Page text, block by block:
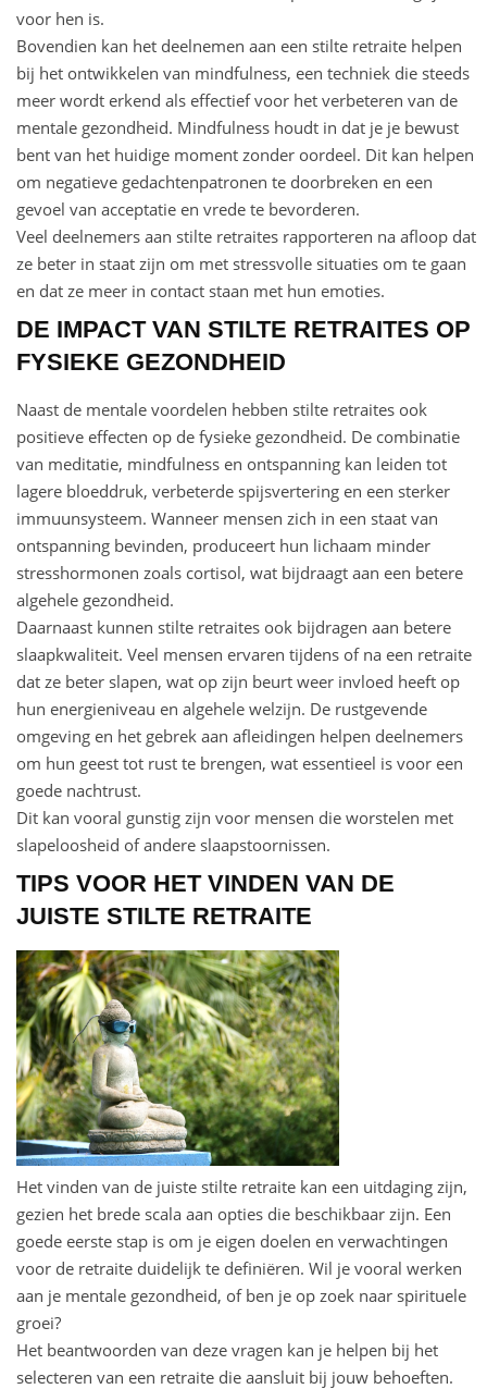
voor hen is.
Bovendien kan het deelnemen aan een stilte retraite helpen
bij het ontwikkelen van mindfulness, een techniek die steeds
meer wordt erkend als effectief voor het verbeteren van de
mentale gezondheid. Mindfulness houdt in dat je je bewust
bent van het huidige moment zonder oordeel. Dit kan helpen
om negatieve gedachtenpatronen te doorbreken en een
gevoel van acceptatie en vrede te bevorderen.
Veel deelnemers aan stilte retraites rapporteren na afloop dat
ze beter in staat zijn om met stressvolle situaties om te gaan
en dat ze meer in contact staan met hun emoties.
DE IMPACT VAN STILTE RETRAITES OP
FYSIEKE GEZONDHEID
Naast de mentale voordelen hebben stilte retraites ook
positieve effecten op de fysieke gezondheid. De combinatie
van meditatie, mindfulness en ontspanning kan leiden tot
lagere bloeddruk, verbeterde spijsvertering en een sterker
immuunsysteem. Wanneer mensen zich in een staat van
ontspanning bevinden, produceert hun lichaam minder
stresshormonen zoals cortisol, wat bijdraagt aan een betere
algehele gezondheid.
Daarnaast kunnen stilte retraites ook bijdragen aan betere
slaapkwaliteit. Veel mensen ervaren tijdens of na een retraite
dat ze beter slapen, wat op zijn beurt weer invloed heeft op
hun energieniveau en algehele welzijn. De rustgevende
omgeving en het gebrek aan afleidingen helpen deelnemers
om hun geest tot rust te brengen, wat essentieel is voor een
goede nachtrust.
Dit kan vooral gunstig zijn voor mensen die worstelen met
slapeloosheid of andere slaapstoornissen.
TIPS VOOR HET VINDEN VAN DE
JUISTE STILTE RETRAITE
Het vinden van de juiste stilte retraite kan een uitdaging zijn,
gezien het brede scala aan opties die beschikbaar zijn. Een
goede eerste stap is om je eigen doelen en verwachtingen
voor de retraite duidelijk te definiëren. Wil je vooral werken
aan je mentale gezondheid, of ben je op zoek naar spirituele
groei?
Het beantwoorden van deze vragen kan je helpen bij het
selecteren van een retraite die aansluit bij jouw behoeften.